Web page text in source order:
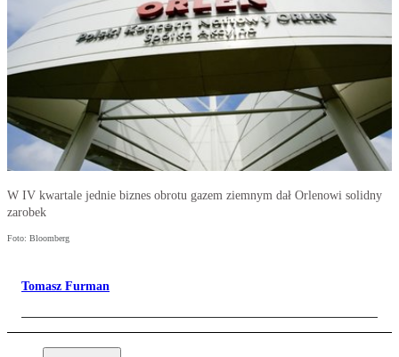
W IV kwartale jednie biznes obrotu gazem ziemnym dał Orlenowi solidny
zarobek
Foto: Bloomberg
Tomasz Furman